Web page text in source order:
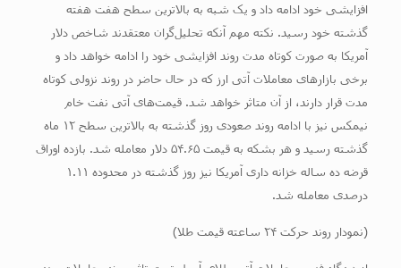
افزایشی خود ادامه داد و یک شبه به بالاترین سطح هفت هفته
گذشته خود رسید. نکته مهم آنکه تحلیل‌گران معتقدند شاخص دلار
آمریکا به صورت کوتاه مدت روند افزایشی خود را ادامه خواهد داد و
برخی بازارهای معاملات آتی ارز که در حال حاضر در روند نزولی کوتاه
مدت قرار دارند، از آن متاثر خواهد شد. قیمت‌های آتی نفت خام
نیمکس نیز با ادامه روند صعودی روز گذشته به بالاترین سطح ۱۲ ماه
گذشته رسید و هر بشکه به قیمت ۵۴.۶۵ دلار معامله شد. بازده اوراق
قرضه ده ساله خزانه داری آمریکا نیز روز گذشته در محدوده ۱.۱۱
درصدی معامله شد.
(نمودار روند حرکت ۲۴ ساعته قیمت طلا)